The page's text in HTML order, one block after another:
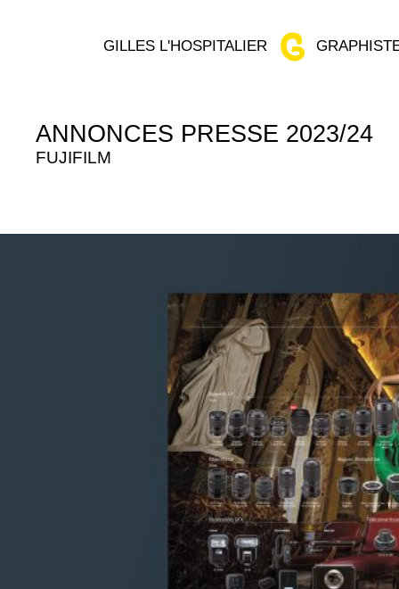
GILLES L'HOSPITALIER
ANNONCES PRESSE 2023/24
FUJIFILM